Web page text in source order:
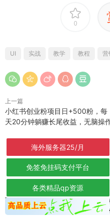
0
UI 实战 教学 教程 营
上一篇
小红书创业粉项目日+500粉，每
天20分钟躺赚长尾收益，无脑操
海外服务器25/月
免签免挂码支付平台
各类精品qp资源